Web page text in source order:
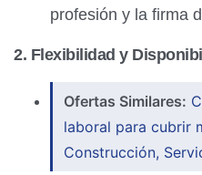
profesión y la firma
2. Flexibilidad y
Ofertas Similares:
laboral para cubrir
Construcción,